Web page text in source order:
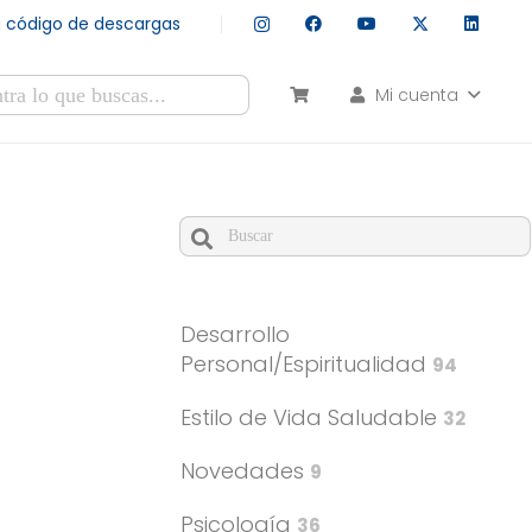
código de descargas
Mi cuenta
Desarrollo
Personal/Espiritualidad 94
Estilo de Vida Saludable 32
Novedades 9
Psicología 36